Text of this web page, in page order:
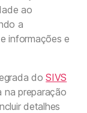
ao
a
informações e
doSIVS
na preparação
detalhes